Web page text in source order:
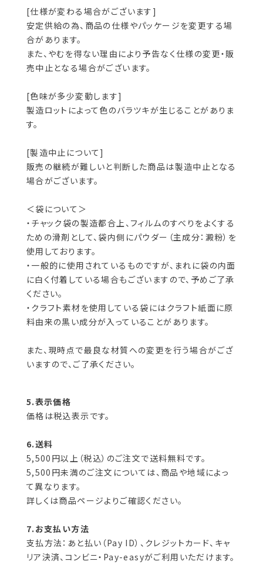
[仕様が変わる場合がございます]
安定供給の為、商品の仕様やパッケージを変更する場
合があります。
また、やむを得ない理由により予告なく仕様の変更・販
売中止となる場合がございます。
[色味が多少変動します]
製造ロットによって色のバラツキが生じることがありま
す。
[製造中止について]
販売の継続が難しいと判断した商品は製造中止となる
場合がございます。
＜袋について＞
・チャック袋の製造都合上、フィルムのすべりをよくする
ための滑剤として、袋内側にパウダー（主成分：澱粉）を
使用しております。
・一般的に使用されているものですが、まれに袋の内面
に白く付着している場合もございますので、予めご了承
ください。
・クラフト素材を使用している袋にはクラフト紙面に原
料由来の黒い成分が入っていることがあります。
また、現時点で最良な材質への変更を行う場合がござ
いますので、ご了承ください。
5.表示価格
価格は税込表示です。
6.送料
5,500円以上（税込）のご注文で送料無料です。
5,500円未満のご注文については、商品や地域によっ
て異なります。
詳しくは商品ページよりご確認ください。
7.お支払い方法
支払方法：あと払い（Pay ID）、クレジットカード、キャ
リア決済、コンビニ・Pay-easyがご利用いただけます。